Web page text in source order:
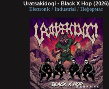
Uratsakidogi - Black X Hop (2026)
Electronic / Industrial / Неформат